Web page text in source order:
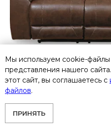
3990488
Мы используем cookie-
представления нашего
этот сайт, вы соглашаетесь с
файлов.
ПРИНЯТЬ